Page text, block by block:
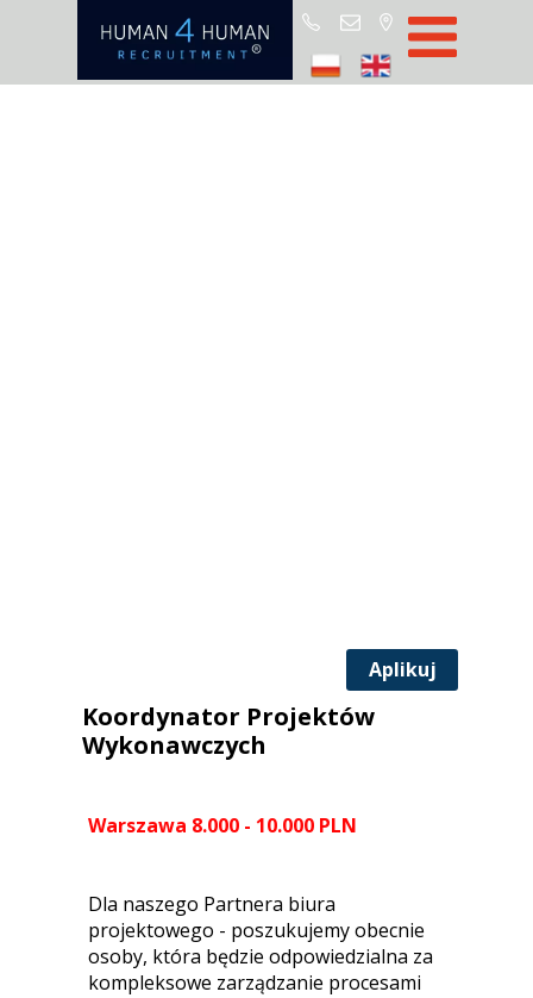
Start
Aplikuj
Warszawa 8.000 - 10.000 PLN
Dla naszego Partnera biura
projektowego - poszukujemy obecnie
osoby, która będzie odpowiedzialna za
kompleksowe zarządzanie procesami
Koordynator Projektów
Wykonawczych